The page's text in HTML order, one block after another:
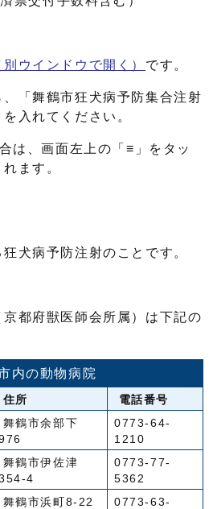
別ウインドウで開く） です。
「舞鶴市狂犬病予防集合注射
入れてください。
は、画面左上の「≡」をタッ
ます。
犬病予防注射のことです。
都府獣医師会所属）は下記の
内の動物病院
住所
電話番号
舞鶴市余部下
0773-64-
1210
舞鶴市伊佐津
4
0773-77-
5362
舞鶴市浜町8-22
0773-63-